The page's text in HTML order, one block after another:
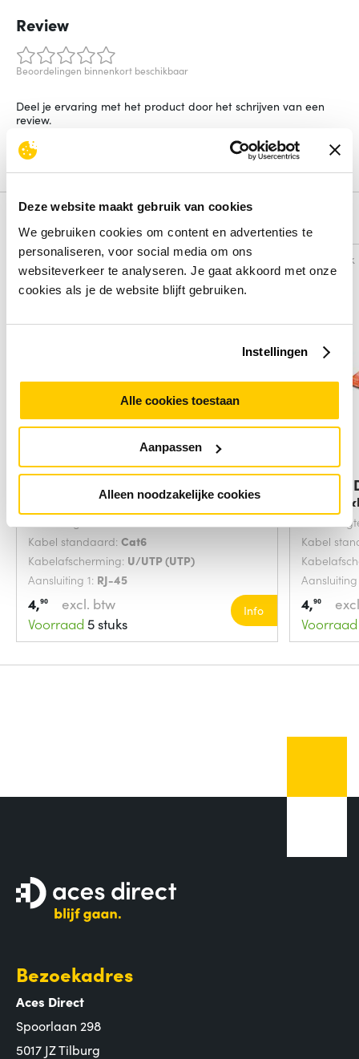
Deze website maakt gebruik van cookies
We gebruiken cookies om content en advertenties te
personaliseren, voor social media om ons
websiteverkeer te analyseren. Je gaat akkoord met onze
cookies als je de website blijft gebruiken.
Instellingen
Alle cookies toestaan
Aanpassen
Alleen noodzakelijke cookies
Review
Beoordelingen binnenkort beschikbaar
Deel je ervaring met het product door het schrijven van een
review.
Schrijf een review
Alternatieven
Vergelijk
netwerkkabel Blauw
Kabel standaard: Cat6
Kabelafscherming: U/UTP (UTP)
Aansluiting 1: RJ-45
4,90
excl. btw
Voorraad 5 stuks
Info
Vergelijk
Digitus
Kabel
4,90
Voorraad
Bezoekadres
Aces Direct
Spoorlaan 298
5017 JZ Tilburg